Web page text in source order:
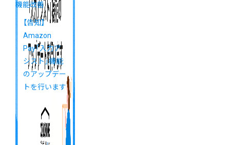
機能改善
【告知】
Amazon
Pay「入力ア
シスト」機能
のアップデー
トを行います